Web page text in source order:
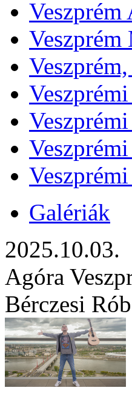
Veszprém
Galériák
2025.10.03.
Agóra
Bérczesi